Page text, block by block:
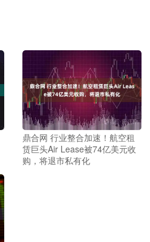
鼎合网 行业整合加速！航空租
赁巨头Air Lease被74亿美元收
购，将退市私有化